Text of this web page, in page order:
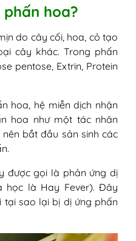
thông mũi
khi bị dị ứng phấn hoa
hoa và cách chữa dân
dị ứng phấn hoa
phấn hoa?
do cây cối, hoa, cỏ tạo
cây khác. Trong phấn
pentose, Extrin, Protein
hoa, hệ miễn dịch nhận
hoa như một tác nhân
bắt đầu sản sinh các
được gọi là phản ứng dị
học là Hay Fever). Đây
sao lại bị dị ứng phấn